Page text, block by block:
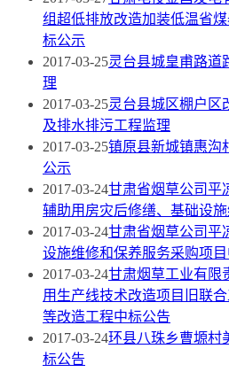
组超低排放改造加装低温省
标公示
2017-03-25灵台县城皇甫路道
理
2017-03-25灵台县城区棚户区
及排水排污工程监理
2017-03-25镇原县新城镇惠沟
公示
2017-03-24甘肃省烟草公司平
辅助用房灾后修缮、基础设
2017-03-24甘肃省烟草公司平
设施维修和保养服务采购项
2017-03-24甘肃烟草工业有限
用生产线技术改造项目旧联
等改造工程中标公告
2017-03-24环县八珠乡曹塬村
标公告